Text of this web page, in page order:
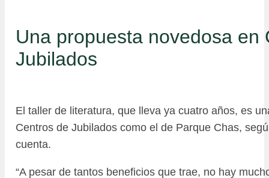
Una propuesta novedosa en
Jubilados
El taller de literatura, que lleva ya cuatro años, es
Centros de Jubilados como el de Parque Chas,
cuenta.
“A pesar de tantos beneficios que trae, no hay